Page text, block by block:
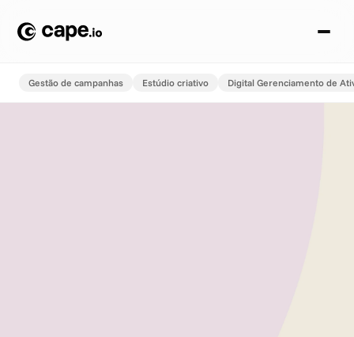
Gestão de campanhas Estúdio criativo Digital Gerenciamento de